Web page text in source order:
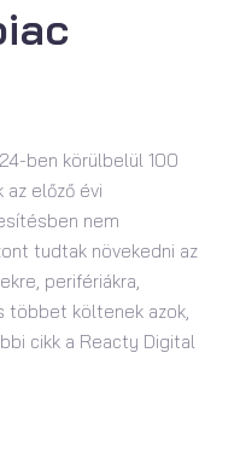
ben körülbelül 100
előző évi
nem
tudtak növekedni az
perifériákra,
többet költenek azok,
cikk a Reacty Digital